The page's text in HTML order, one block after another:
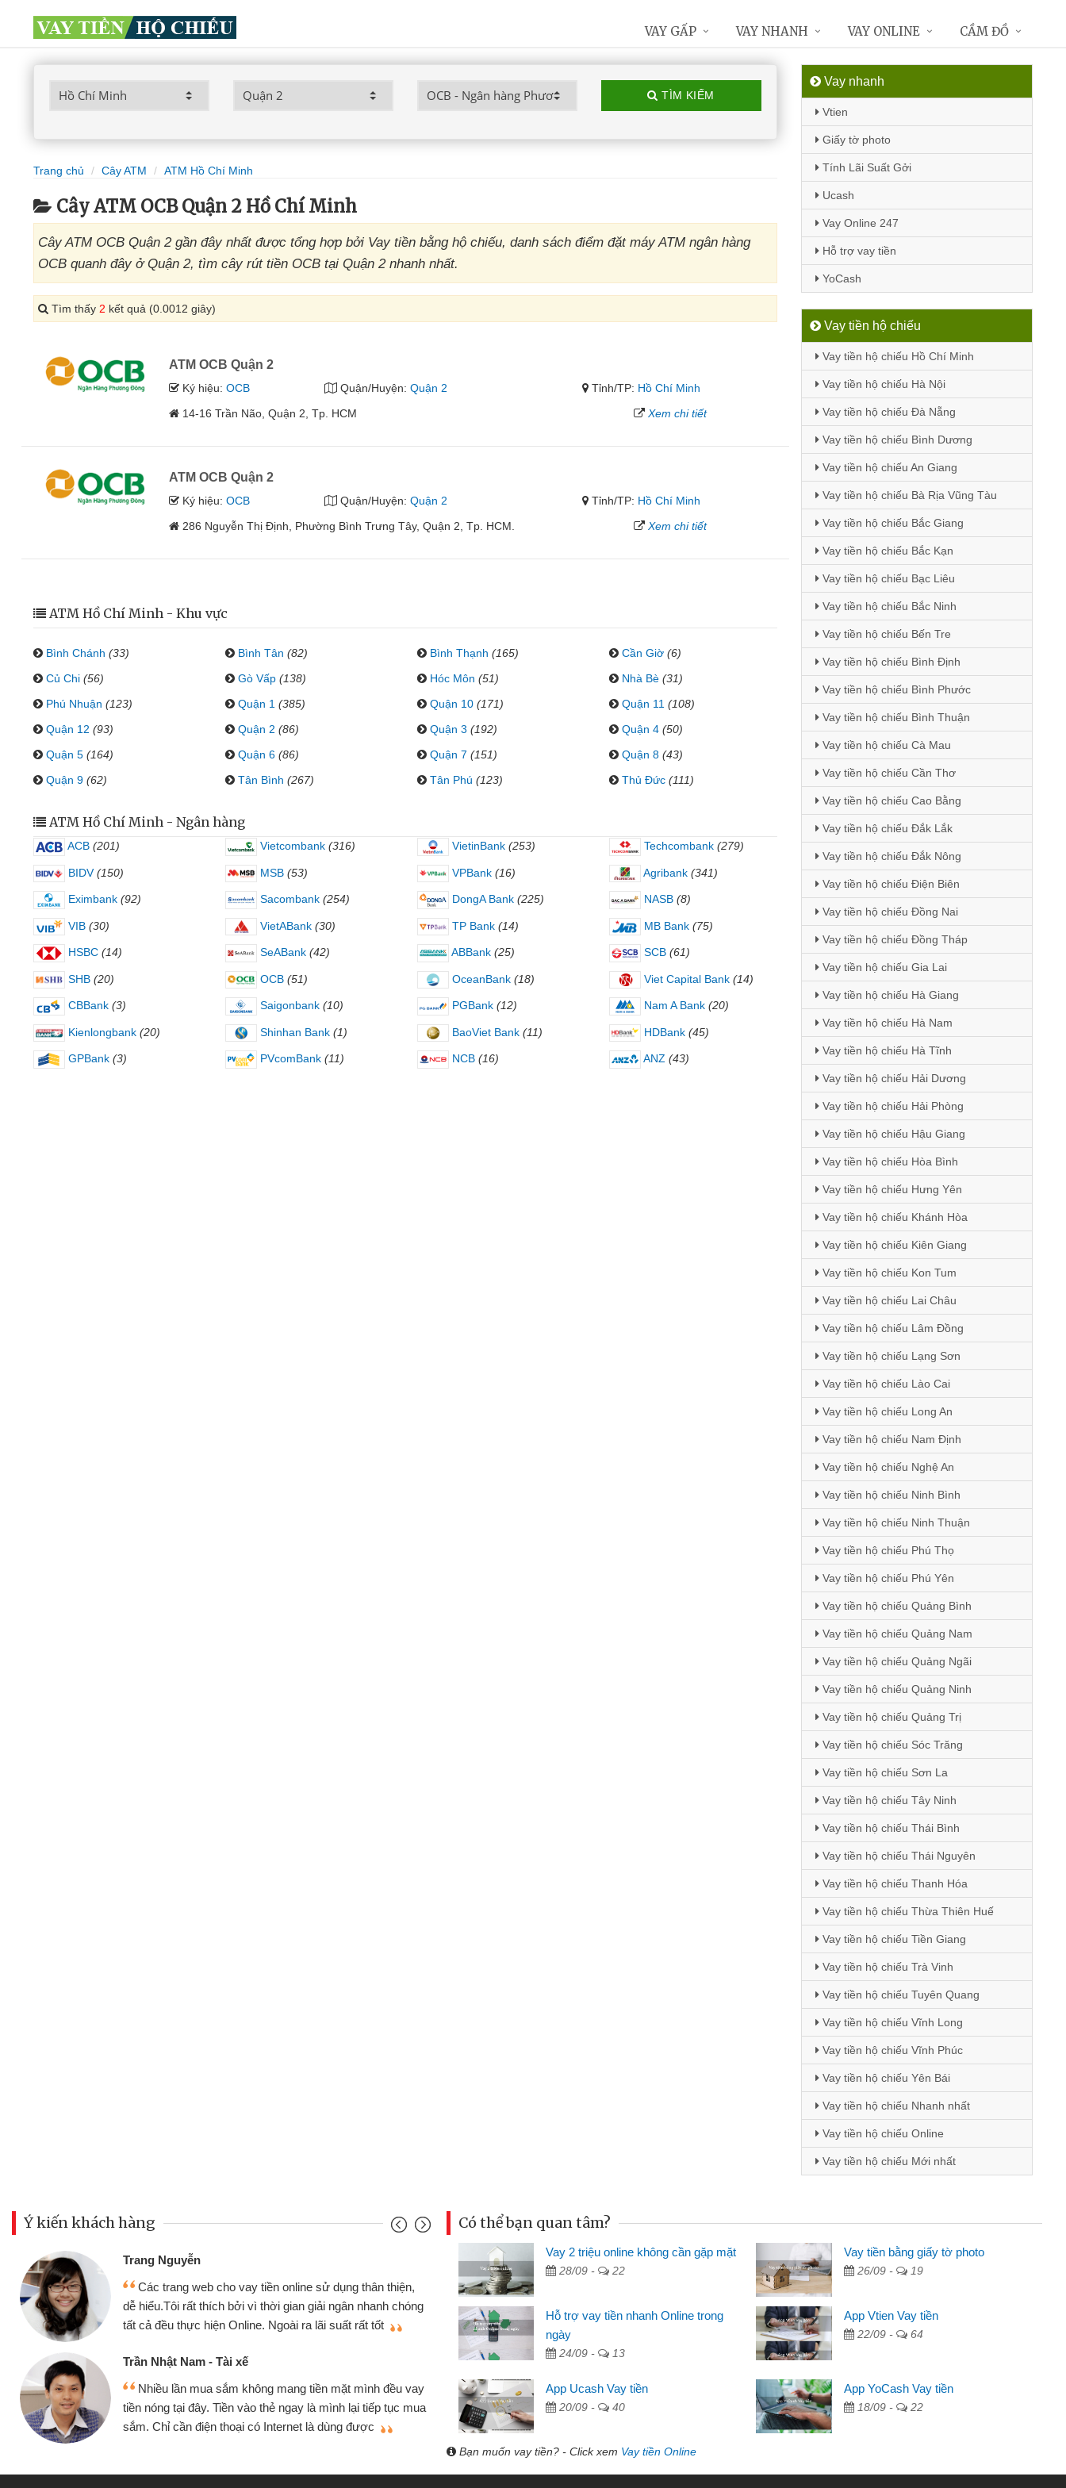
TÌM KIẾM
Trang chủ Cây ATM ATM Hồ Chí Minh
Cây ATM OCB Quận 2 Hồ Chí Minh
Cây ATM OCB Quận 2 gần đây nhất được tổng hợp bởi Vay tiền bằng hộ chiếu, danh sách điểm đặt máy ATM ngân hàng
OCB quanh đây ở Quận 2, tìm cây rút tiền OCB tại Quận 2 nhanh nhất.
Tìm thấy 2 kết quả (0.0012 giây)
ATM OCB Quận 2
Ký hiệu:OCB Quận/Huyện: Quận 2 Tỉnh/TP: Hồ Chí Minh
14-16 Trần Não, Quận 2, Tp. HCM
Xem chi tiết
ATM OCB Quận 2
Ký hiệu:OCB Quận/Huyện: Quận 2 Tỉnh/TP: Hồ Chí Minh
286 Nguyễn Thị Định, Phường Bình Trưng Tây, Quận 2, Tp. HCM.
Xem chi tiết
ATM Hồ Chí Minh - Khu vực
Bình Chánh (33) Bình Tân (82) Bình Thạnh (165) Cần Giờ (6)
Củ Chi (56) Gò Vấp (138) Hóc Môn (51) Nhà Bè (31)
Phú Nhuận (123) Quận 1 (385) Quận 10 (171) Quận 11 (108)
Quận 12 (93) Quận 2 (86) Quận 3 (192) Quận 4 (50)
Quận 5 (164) Quận 6 (86) Quận 7 (151) Quận 8 (43)
Quận 9 (62) Tân Bình (267) Tân Phú (123) Thủ Đức (111)
ATM Hồ Chí Minh - Ngân hàng
ACB (201) Vietcombank (316) VietinBank (253) Techcombank (279)
BIDV (150) MSB (53) VPBank (16) Agribank (341)
Eximbank (92) Sacombank (254) DongA Bank (225) NASB (8)
VIB (30) VietABank (30) TP Bank (14) MB Bank (75)
HSBC (14) SeABank (42) ABBank (25) SCB (61)
SHB (20) OCB (51) OceanBank (18) Viet Capital Bank (14)
CBBank (3) Saigonbank (10) PGBank (12) Nam A Bank (20)
Kienlongbank (20) Shinhan Bank (1) BaoViet Bank (11) HDBank (45)
GPBank (3) PVcomBank (11) NCB (16) ANZ (43)
Vay nhanh
Vtien
Giấy tờ photo
Tính Lãi Suất Gởi
Ucash
Vay Online 247
Hỗ trợ vay tiền
YoCash
Vay tiền hộ chiếu
Vay tiền hộ chiếu Hồ Chí Minh
Vay tiền hộ chiếu Hà Nội
Vay tiền hộ chiếu Đà Nẵng
Vay tiền hộ chiếu Bình Dương
Vay tiền hộ chiếu An Giang
Vay tiền hộ chiếu Bà Rịa Vũng Tàu
Vay tiền hộ chiếu Bắc Giang
Vay tiền hộ chiếu Bắc Kạn
Vay tiền hộ chiếu Bạc Liêu
Vay tiền hộ chiếu Bắc Ninh
Vay tiền hộ chiếu Bến Tre
Vay tiền hộ chiếu Bình Định
Vay tiền hộ chiếu Bình Phước
Vay tiền hộ chiếu Bình Thuận
Vay tiền hộ chiếu Cà Mau
Vay tiền hộ chiếu Cần Thơ
Vay tiền hộ chiếu Cao Bằng
Vay tiền hộ chiếu Đắk Lắk
Vay tiền hộ chiếu Đắk Nông
Vay tiền hộ chiếu Điện Biên
Vay tiền hộ chiếu Đồng Nai
Vay tiền hộ chiếu Đồng Tháp
Vay tiền hộ chiếu Gia Lai
Vay tiền hộ chiếu Hà Giang
Vay tiền hộ chiếu Hà Nam
Vay tiền hộ chiếu Hà Tĩnh
Vay tiền hộ chiếu Hải Dương
Vay tiền hộ chiếu Hải Phòng
Vay tiền hộ chiếu Hậu Giang
Vay tiền hộ chiếu Hòa Bình
Vay tiền hộ chiếu Hưng Yên
Vay tiền hộ chiếu Khánh Hòa
Vay tiền hộ chiếu Kiên Giang
Vay tiền hộ chiếu Kon Tum
Vay tiền hộ chiếu Lai Châu
Vay tiền hộ chiếu Lâm Đồng
Vay tiền hộ chiếu Lạng Sơn
Vay tiền hộ chiếu Lào Cai
Vay tiền hộ chiếu Long An
Vay tiền hộ chiếu Nam Định
Vay tiền hộ chiếu Nghệ An
Vay tiền hộ chiếu Ninh Bình
Vay tiền hộ chiếu Ninh Thuận
Vay tiền hộ chiếu Phú Thọ
Vay tiền hộ chiếu Phú Yên
Vay tiền hộ chiếu Quảng Bình
Vay tiền hộ chiếu Quảng Nam
Vay tiền hộ chiếu Quảng Ngãi
Vay tiền hộ chiếu Quảng Ninh
Vay tiền hộ chiếu Quảng Trị
Vay tiền hộ chiếu Sóc Trăng
Vay tiền hộ chiếu Sơn La
Vay tiền hộ chiếu Tây Ninh
Vay tiền hộ chiếu Thái Bình
Vay tiền hộ chiếu Thái Nguyên
Vay tiền hộ chiếu Thanh Hóa
Vay tiền hộ chiếu Thừa Thiên Huế
Vay tiền hộ chiếu Tiền Giang
Vay tiền hộ chiếu Trà Vinh
Vay tiền hộ chiếu Tuyên Quang
Vay tiền hộ chiếu Vĩnh Long
Vay tiền hộ chiếu Vĩnh Phúc
Vay tiền hộ chiếu Yên Bái
Vay tiền hộ chiếu Nhanh nhất
Vay tiền hộ chiếu Online
Vay tiền hộ chiếu Mới nhất
VAY GẤP VAY NHANH VAY ONLINE CẦM ĐỒ
Ý kiến khách hàng
dụng thân thiện,
nhanh chóng
suất rất tốt
mặt mình đều vay
lại tiếp tục mua
được
Mình cần tiền gấp nên định cầm cố chiếc xe wave
nhưng thật may đã có gói vay tiền bằng CMND online
không cần gặp mặt nên rất tiện lợi, sẽ giới thiệu cho bạn
Tôi kinh doanh buôn bán nhỏ lẻ nhiều lúc cần vốn nhập
hàng, nhờ biết đến website qua bạn bè giới thiệu tôi đã giải
quyết được công việc của mình nhanh chóng
Mai Lan - Sinh viên
Tôi biết đến thông qua quảng cáo trên facebook. Tôi là
sinh viên nên cần đóng tiền nhà, sinh nhật bạn bè, mà đọc
thấy thủ tục nhanh gọn nên tôi quyết định vay
Mất 2 tuần các ngân hàng không ai cho vay. Trong khi
cần có 2 triệu để giải quyết việc riêng, trong 1-2 ngày tôi trả
được thôi. Cảm ơn đã giúp tôi kịp thời và nhanh chóng
Có thể bạn quan tâm?
Vay 2 triệu online không cần gặp mặt
28/09 - 22
Vay tiền bằng giấy tờ photo
26/09 - 19
Hỗ trợ vay tiền nhanh Online trong
ngày
24/09 - 13
App Vtien Vay tiền
22/09 - 64
App Ucash Vay tiền
20/09 - 40
App YoCash Vay tiền
18/09 - 22
Bạn muốn vay tiền? - Click xem Vay tiền Online